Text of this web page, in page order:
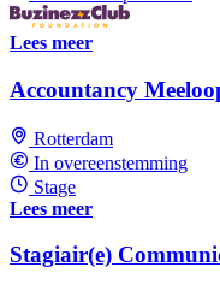
Lees meer
Accountancy
Rotterdam
In overeenstemming
Stage
Lees meer
Stagiair(e)